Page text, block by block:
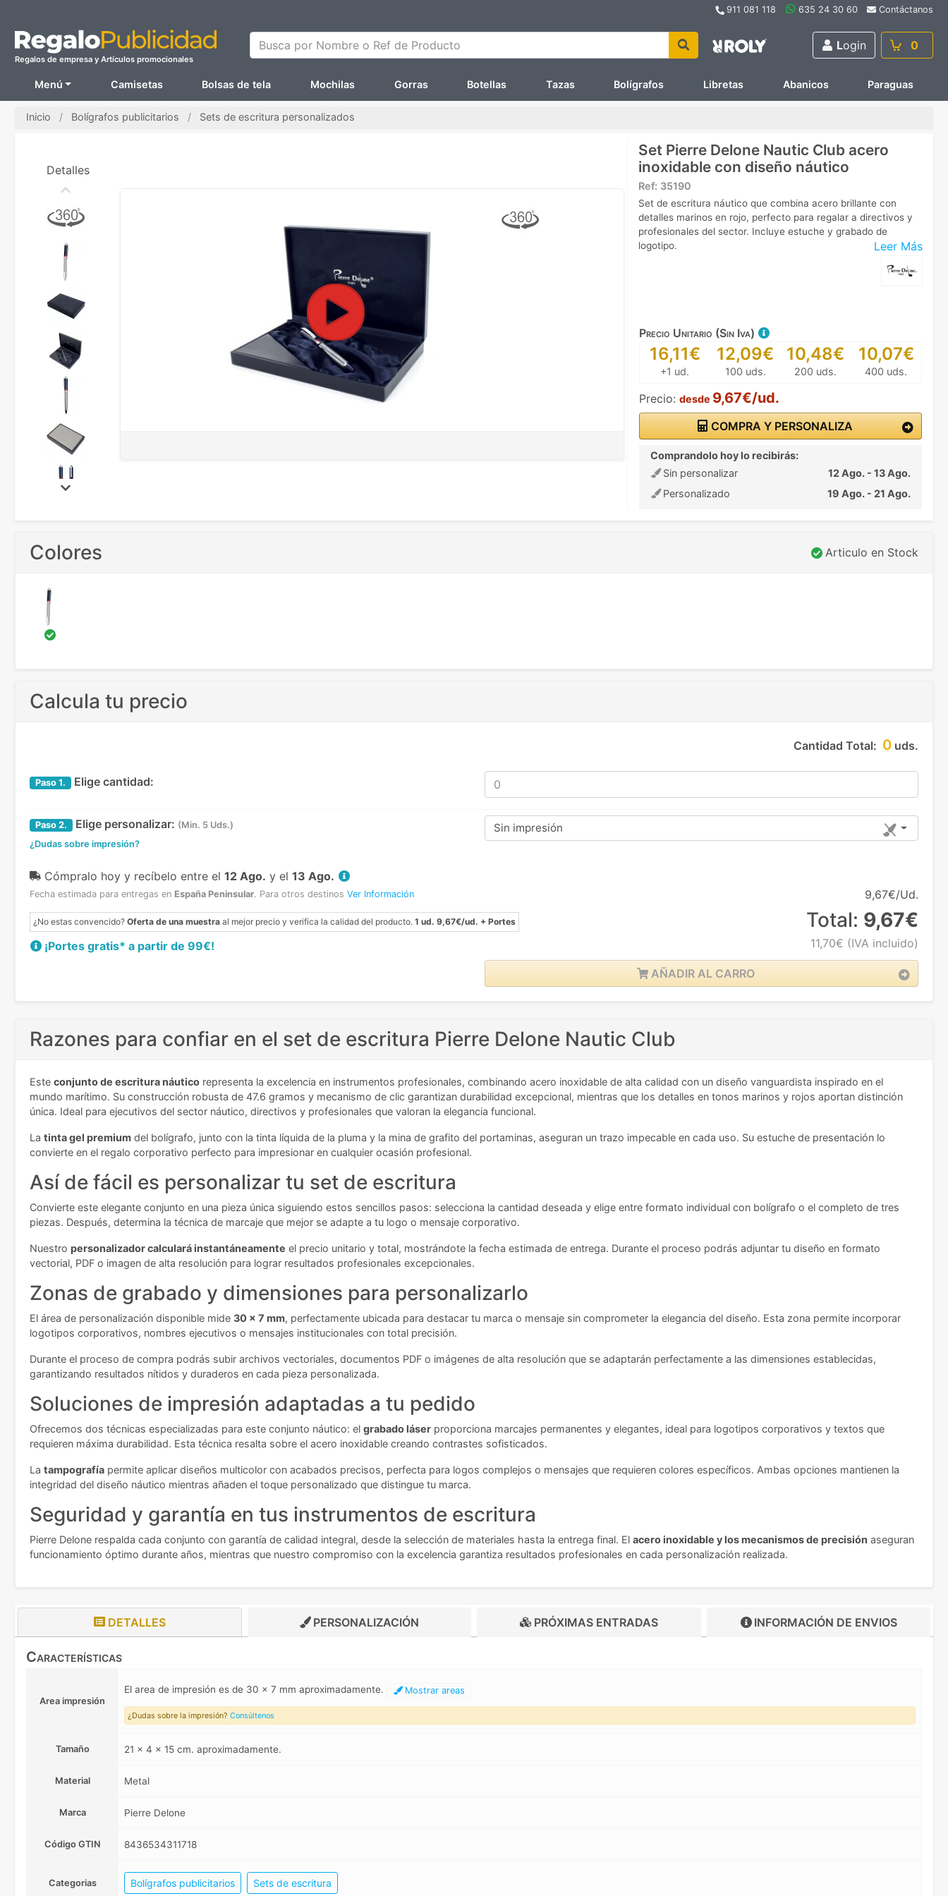
911 081 118 635 24 30 60 Contáctanos
Regalos de empresa y Artículos promocionales
Busca por Nombre o Ref de Producto Login 0
Menú Camisetas Bolsas de tela Mochilas Gorras Botellas Tazas Bolígrafos Libretas Abanicos Paraguas
Inicio Bolígrafos publicitarios Sets de escritura personalizados
Set Pierre Delone Nautic Club acero
inoxidable con diseño náutico
Ref: 35190
Leer Más
Set de escritura náutico que combina acero brillante con
detalles marinos en rojo, perfecto para regalar a directivos y
profesionales del sector. Incluye estuche y grabado de
logotipo.
Precio Unitario (Sin Iva)
16,11€
+1 ud.
12,09€
100 uds.
10,48€
200 uds.
10,07€
400 uds.
Precio: desde 9,67€/ud.
COMPRA Y PERSONALIZA
Comprandolo hoy lo recibirás:
Sin personalizar
12 Ago. - 13 Ago.
Personalizado
19 Ago. - 21 Ago.
Detalles
Colores Articulo en Stock
Calcula tu precio
Cantidad Total: 0 uds.
Paso 1. Elige cantidad:
Paso 2. Elige personalizar: (Min. 5 Uds.)
¿Dudas sobre impresión?
Sin impresión
Cómpralo hoy y recíbelo entre el 12 Ago. y el 13 Ago.
Fecha estimada para entregas en España Peninsular. Para otros destinos Ver Información
¿No estas convencido? Oferta de una muestra al mejor precio y verifica la calidad del producto. 1 ud. 9,67€/ud. + Portes
¡Portes gratis* a partir de 99€!
9,67€/Ud.
Total: 9,67€
11,70€ (IVA incluido)
AÑADIR AL CARRO
Razones para confiar en el set de escritura Pierre Delone Nautic Club
Este conjunto de escritura náutico representa la excelencia en instrumentos profesionales, combinando acero inoxidable de alta calidad con un diseño vanguardista inspirado en el
mundo marítimo. Su construcción robusta de 47.6 gramos y mecanismo de clic garantizan durabilidad excepcional, mientras que los detalles en tonos marinos y rojos aportan distinción
única. Ideal para ejecutivos del sector náutico, directivos y profesionales que valoran la elegancia funcional.
La tinta gel premium del bolígrafo, junto con la tinta líquida de la pluma y la mina de grafito del portaminas, aseguran un trazo impecable en cada uso. Su estuche de presentación lo
convierte en el regalo corporativo perfecto para impresionar en cualquier ocasión profesional.
Así de fácil es personalizar tu set de escritura
Convierte este elegante conjunto en una pieza única siguiendo estos sencillos pasos: selecciona la cantidad deseada y elige entre formato individual con bolígrafo o el completo de tres
piezas. Después, determina la técnica de marcaje que mejor se adapte a tu logo o mensaje corporativo.
Nuestro personalizador calculará instantáneamente el precio unitario y total, mostrándote la fecha estimada de entrega. Durante el proceso podrás adjuntar tu diseño en formato
vectorial, PDF o imagen de alta resolución para lograr resultados profesionales excepcionales.
Zonas de grabado y dimensiones para personalizarlo
El área de personalización disponible mide 30 x 7 mm, perfectamente ubicada para destacar tu marca o mensaje sin comprometer la elegancia del diseño. Esta zona permite incorporar
logotipos corporativos, nombres ejecutivos o mensajes institucionales con total precisión.
Durante el proceso de compra podrás subir archivos vectoriales, documentos PDF o imágenes de alta resolución que se adaptarán perfectamente a las dimensiones establecidas,
garantizando resultados nítidos y duraderos en cada pieza personalizada.
Soluciones de impresión adaptadas a tu pedido
Ofrecemos dos técnicas especializadas para este conjunto náutico: el grabado láser proporciona marcajes permanentes y elegantes, ideal para logotipos corporativos y textos que
requieren máxima durabilidad. Esta técnica resalta sobre el acero inoxidable creando contrastes sofisticados.
La tampografía permite aplicar diseños multicolor con acabados precisos, perfecta para logos complejos o mensajes que requieren colores específicos. Ambas opciones mantienen la
integridad del diseño náutico mientras añaden el toque personalizado que distingue tu marca.
Seguridad y garantía en tus instrumentos de escritura
Pierre Delone respalda cada conjunto con garantía de calidad integral, desde la selección de materiales hasta la entrega final. El acero inoxidable y los mecanismos de precisión aseguran
funcionamiento óptimo durante años, mientras que nuestro compromiso con la excelencia garantiza resultados profesionales en cada personalización realizada.
DETALLES PERSONALIZACIÓN PRÓXIMAS ENTRADAS INFORMACIÓN DE ENVIOS
Características
Area impresión
El area de impresión es de 30 x 7 mm aproximadamente. Mostrar areas
¿Dudas sobre la impresión? Consúltenos
Tamaño 21 x 4 x 15 cm. aproximadamente.
Material Metal
Marca Pierre Delone
Código GTIN 8436534311718
Categorias Bolígrafos publicitarios Sets de escritura